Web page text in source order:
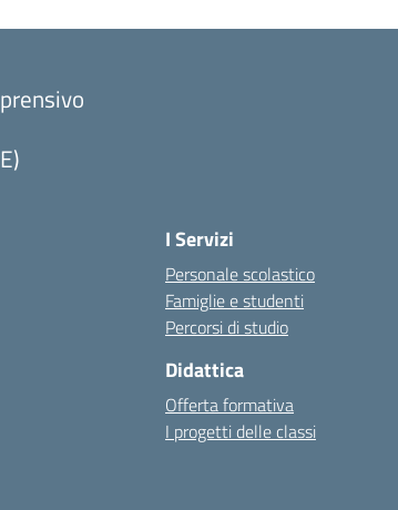
I Servizi
Personale scolastico
Famiglie e studenti
Percorsi di studio
Didattica
Offerta formativa
I progetti delle classi